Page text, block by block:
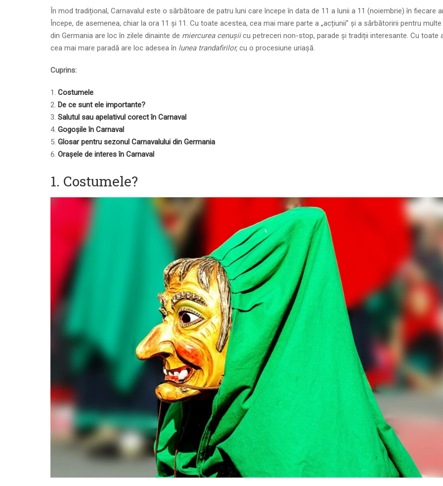
În mod tradițional, Carnavalul este o sărbătoare de patru luni care începe în data de 11 a lunii a 11 (noiembrie) în fiecare
Începe, de asemenea, chiar la ora 11 și 11. Cu toate acestea, cea mai mare parte a „acțiunii” și a sărbătoririi pentru
din Germania are loc în zilele dinainte de miercurea cenușiicu petreceri non-stop, parade și tradiții interesante. Cu toate
cea mai mare paradă are loc adesea în lunea trandafirilor, cu o procesiune uriașă.
Cuprins:
Costumele
De ce sunt ele importante?
Salutul sau apelativul corect în Carnaval
Gogoșile în Carnaval
Glosar pentru sezonul Carnavalului din Germania
Orașele de interes în Carnaval
1. Costumele?